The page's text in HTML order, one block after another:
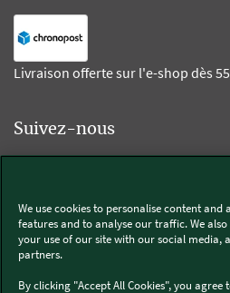
Livraison offerte sur l'e-shop dès
Suivez-nous
Thermomix®
We use cookies to personalise content and
features and to analyse our traffic. We
your use of our site with our social media,
partners.
By clicking "Accept All Cookies", you